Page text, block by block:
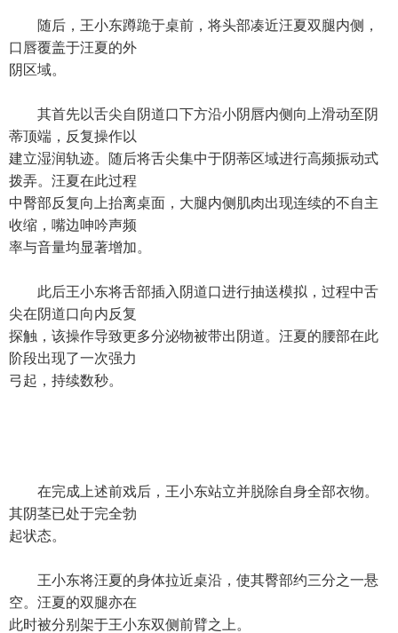
随后，王小东蹲跪于桌前，将头部凑近汪夏双腿内侧，
口唇覆盖于汪夏的外
阴区域。
其首先以舌尖自阴道口下方沿小阴唇内侧向上滑动至阴
蒂顶端，反复操作以
建立湿润轨迹。随后将舌尖集中于阴蒂区域进行高频振动式
拨弄。汪夏在此过程
中臀部反复向上抬离桌面，大腿内侧肌肉出现连续的不自主
收缩，嘴边呻吟声频
率与音量均显著增加。
此后王小东将舌部插入阴道口进行抽送模拟，过程中舌
尖在阴道口向内反复
探触，该操作导致更多分泌物被带出阴道。汪夏的腰部在此
阶段出现了一次强力
弓起，持续数秒。
在完成上述前戏后，王小东站立并脱除自身全部衣物。
其阴茎已处于完全勃
起状态。
王小东将汪夏的身体拉近桌沿，使其臀部约三分之一悬
空。汪夏的双腿亦在
此时被分别架于王小东双侧前臂之上。